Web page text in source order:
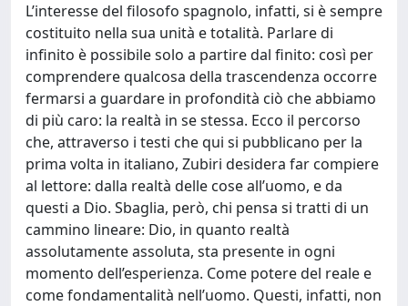
L’interesse del filosofo spagnolo, infatti, si è sempre
costituito nella sua unità e totalità. Parlare di
infinito è possibile solo a partire dal finito: così per
comprendere qualcosa della trascendenza occorre
fermarsi a guardare in profondità ciò che abbiamo
di più caro: la realtà in se stessa. Ecco il percorso
che, attraverso i testi che qui si pubblicano per la
prima volta in italiano, Zubiri desidera far compiere
al lettore: dalla realtà delle cose all’uomo, e da
questi a Dio. Sbaglia, però, chi pensa si tratti di un
cammino lineare: Dio, in quanto realtà
assolutamente assoluta, sta presente in ogni
momento dell’esperienza. Come potere del reale e
come fondamentalità nell’uomo. Questi, infatti, non